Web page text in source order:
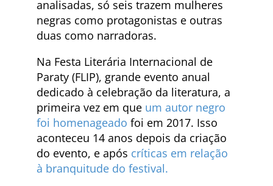
analisadas, só seis trazem mulheres
negras como protagonistas e outras
duas como narradoras.
Na Festa Literária Internacional de
Paraty (FLIP), grande evento anual
dedicado à celebração da literatura, a
primeira vez em que um autor negro
foi homenageado foi em 2017. Isso
aconteceu 14 anos depois da criação
do evento, e após críticas em relação
à branquitude do festival.